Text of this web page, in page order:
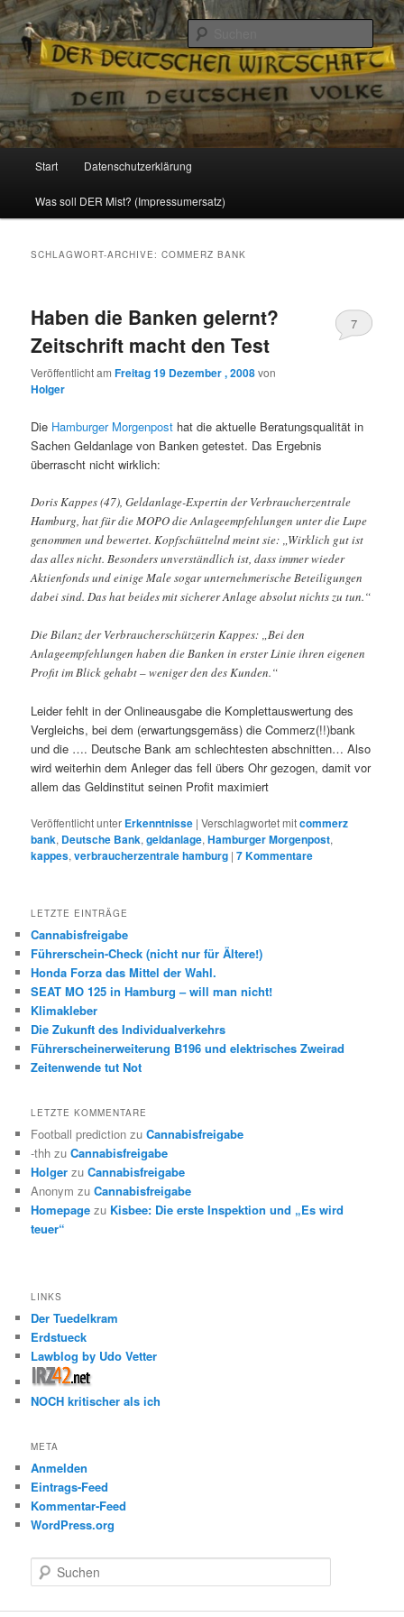
Reizzentrum
Politik, Wirtschaft, Soziales und Gesellschaft
Zum
Inhalt
Zum
sekundären
Start Datenschutzerklärung
Was soll DER Mist? (Impressumersatz)
SCHLAGWORT-ARCHIVE:COMMERZ BANK
Haben die Banken gelernt?
Zeitschrift macht den Test
Veröffentlicht amFreitag 19 Dezember , 2008von
Holger
7
Die Hamburger Morgenpost hat die aktuelle Beratungsqualität in
Sachen Geldanlage von Banken getestet. Das Ergebnis
überrascht nicht wirklich:
Doris Kappes (47), Geldanlage-Expertin der Verbraucherzentrale
Hamburg, hat für die MOPO die Anlageempfehlungen unter die Lupe
genommen und bewertet. Kopfschüttelnd meint sie: „Wirklich gut ist
das alles nicht. Besonders unverständlich ist, dass immer wieder
Aktienfonds und einige Male sogar unternehmerische Beteiligungen
dabei sind. Das hat beides mit sicherer Anlage absolut nichts zu tun.“
Die Bilanz der Verbraucherschützerin Kappes: „Bei den
Anlageempfehlungen haben die Banken in erster Linie ihren eigenen
Profit im Blick gehabt – weniger den des Kunden.“
Leider fehlt in der Onlineausgabe die Komplettauswertung des
Vergleichs, bei dem (erwartungsgemäss) die Commerz(!!)bank
und die …. Deutsche Bank am schlechtesten abschnitten… Also
wird weiterhin dem Anleger das fell übers Ohr gezogen, damit vor
allem das Geldinstitut seinen Profit maximiert
Veröffentlicht unter Erkenntnisse |Verschlagwortet mitcommerz
bank, Deutsche Bank,geldanlage,Hamburger Morgenpost,
kappes,verbraucherzentrale hamburg |7Kommentare
LETZTE EINTRÄGE
Cannabisfreigabe
Führerschein-Check (nicht nur für Ältere!)
Honda Forza das Mittel der Wahl.
SEAT MO 125 in Hamburg – will man nicht!
Klimakleber
Die Zukunft des Individualverkehrs
Führerscheinerweiterung B196 und elektrisches Zweirad
Zeitenwende tut Not
LETZTE KOMMENTARE
Football prediction zuCannabisfreigabe
-thh zuCannabisfreigabe
Holger zuCannabisfreigabe
Anonym zuCannabisfreigabe
Homepage zu Kisbee: Die erste Inspektion und „Es wird
teuer“
LINKS
Der Tuedelkram
Erdstueck
Lawblog by Udo Vetter
NOCH kritischer als ich
META
Anmelden
Eintrags-Feed
Kommentar-Feed
WordPress.org
u